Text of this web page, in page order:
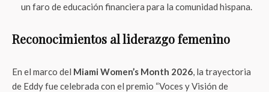
un faro de educación financiera para la comunidad hispana.
Reconocimientos al liderazgo femenino
En el marco del Miami Women’s Month 2026, la trayectoria
de Eddy fue celebrada con el premio “Voces y Visión de